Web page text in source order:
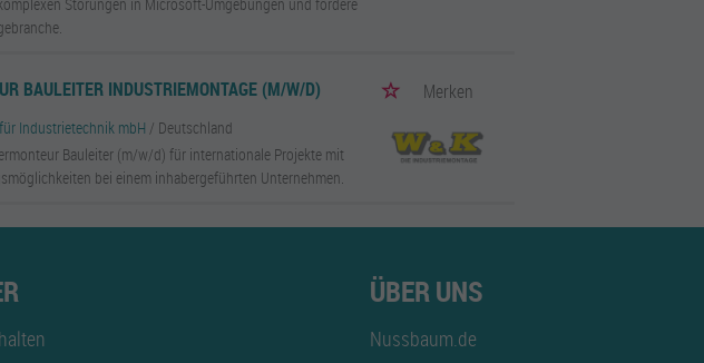
BAULEITER INDUSTRIEMONTAGE (M/W/D) Merken
Industrietechnik mbH / Deutschland
Bauleiter (m/w/d) für internationale Projekte mit
bei einem inhabergeführten Unternehmen.
ÜBER UNS
Nussbaum.de